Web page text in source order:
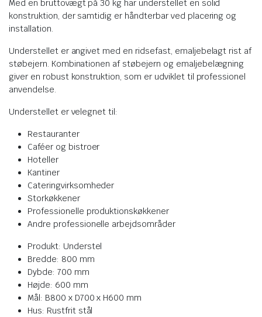
Med en bruttovægt på 30 kg har understellet en solid
konstruktion, der samtidig er håndterbar ved placering og
installation.
Understellet er angivet med en ridsefast, emaljebelagt rist af
støbejern. Kombinationen af støbejern og emaljebelægning
giver en robust konstruktion, som er udviklet til professionel
anvendelse.
Understellet er velegnet til:
Restauranter
Caféer og bistroer
Hoteller
Kantiner
Cateringvirksomheder
Storkøkkener
Professionelle produktionskøkkener
Andre professionelle arbejdsområder
Produkt: Understel
Bredde: 800 mm
Dybde: 700 mm
Højde: 600 mm
Mål: B800 x D700 x H600 mm
Hus: Rustfrit stål